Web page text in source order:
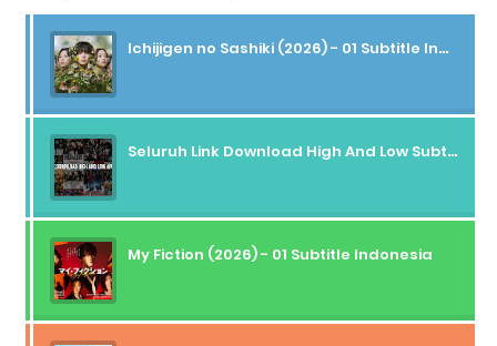
Ichijigen no Sashiki (2026) - 01 Subtitle Indonesia
Seluruh Link Download High And Low Subtitle Indonesia
My Fiction (2026) - 01 Subtitle Indonesia